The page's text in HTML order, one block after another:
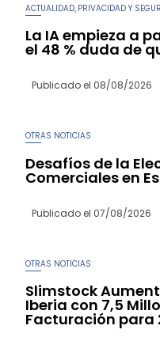
ACTUALIDAD PRIVACIDAD Y
La IA empieza a
el 48 % duda de
Publicado el 08/08/2026
OTRAS NOTICIAS
Desafíos de la
Comerciales en
Publicado el 07/08/2026
OTRAS NOTICIAS
Slimstock
Iberia con 7,5
Facturación para